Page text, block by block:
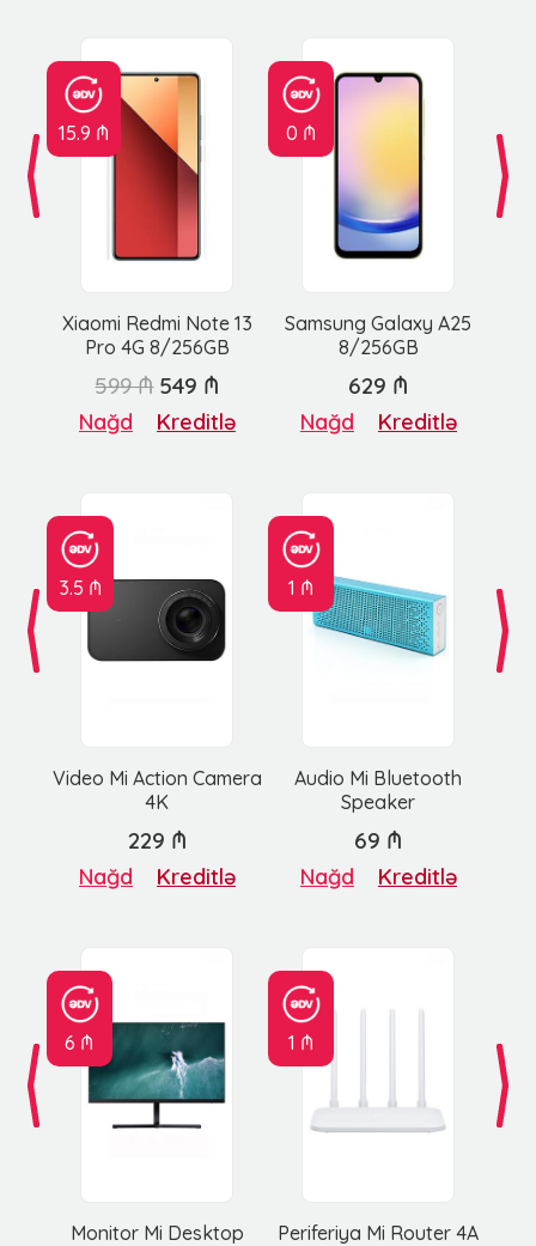
15.9 ₼
Xiaomi Redmi Note 13
Pro 4G 8/256GB
0 ₼
Samsung Galaxy A25
8/256GB
599 ₼ 549 ₼
Nağd Kreditlə
629 ₼
Nağd Kreditlə
3.5 ₼
Video Mi Action Camera
4K
1 ₼
Audio Mi Bluetooth
Speaker
229 ₼
Nağd Kreditlə
69 ₼
Nağd Kreditlə
6 ₼
Monitor Mi Desktop
1 ₼
Periferiya Mi Router 4A